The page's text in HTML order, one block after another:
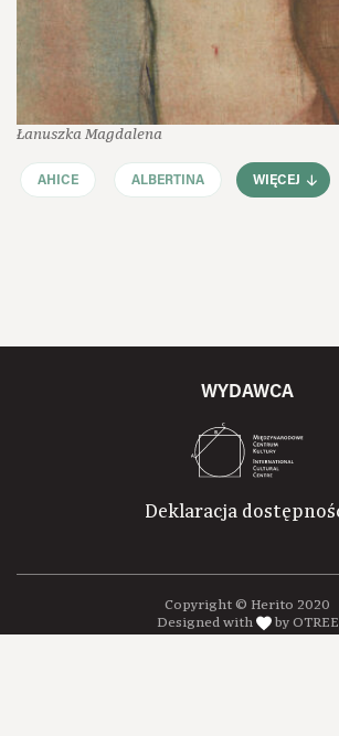
Łanuszka Magdalena
AHICE ALBERTINA WIĘCEJ
WYDAWCA
Deklaracja
Copyright © Herito 2020
Designed with
by OTREE